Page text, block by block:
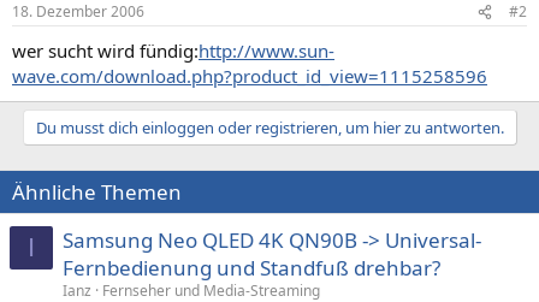
18. Dezember 2006 #2
wer sucht wird fündig:http://www.sun-
wave.com/download.php?product_id_view=1115258596
Du musst dich einloggen oder registrieren, um hier zu antworten.
Ähnliche Themen
I
Samsung Neo QLED 4K QN90B -> Universal-
Fernbedienung und Standfuß drehbar?
Ianz
Fernseher und Media-Streaming